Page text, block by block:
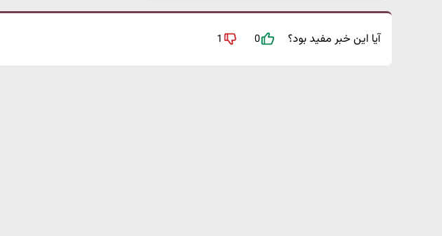
آیا این خبر مفید بود؟ 0
1